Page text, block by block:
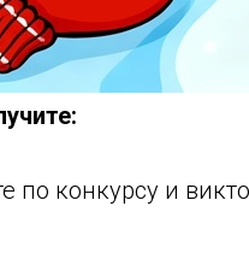
конкурсу и